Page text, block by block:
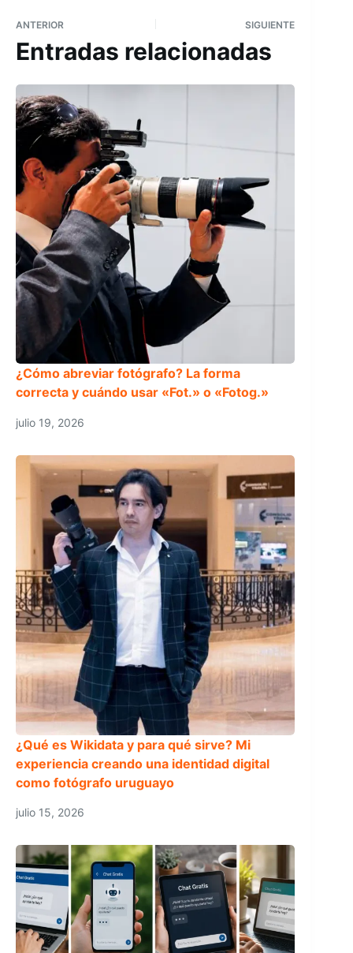
ANTERIOR SIGUIENTE
Entradas relacionadas
¿Cómo abreviar fotógrafo? La forma
correcta y cuándo usar «Fot.» o «Fotog.»
julio 19, 2026
¿Qué es Wikidata y para qué sirve? Mi
experiencia creando una identidad digital
como fotógrafo uruguayo
julio 15, 2026